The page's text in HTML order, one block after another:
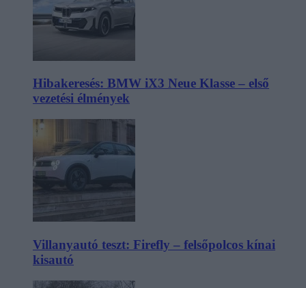
Hibakeresés: BMW iX3 Neue Klasse – első
vezetési élmények
Villanyautó teszt: Firefly – felsőpolcos kínai
kisautó